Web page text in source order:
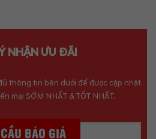
NHẬN ƯU ĐÃI
thông tin bên dưới để được cập nhật
mại SỚM NHẤT & TỐT NHẤT.